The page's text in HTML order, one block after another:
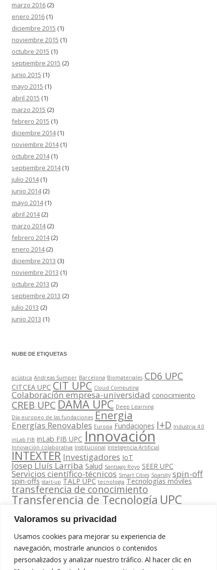
Valoramos su privacidad
Usamos cookies para mejorar su experiencia de
navegación, mostrarle anuncios o contenidos
personalizados y analizar nuestro tráfico. Al hacer clic en
marzo 2016 (2)
enero 2016 (1)
diciembre 2015 (1)
noviembre 2015 (1)
octubre 2015 (1)
septiembre 2015 (2)
junio 2015 (1)
mayo 2015 (1)
abril 2015 (1)
marzo 2015 (2)
febrero 2015 (1)
diciembre 2014(1)
noviembre 2014(1)
octubre 2014(1)
septiembre 2014(1)
julio 2014(1)
junio 2014(2)
mayo 2014(1)
abril 2014(2)
marzo 2014(2)
febrero 2014(2)
enero 2014(2)
diciembre 2013 (3)
noviembre 2013 (1)
octubre 2013 (2)
septiembre 2013 (2)
julio 2013 (2)
junio 2013 (1)
NUBE DE ETIQUETAS
acústica Andreas Sumper Barcelona Biomateriales CD6 UPC
CITCEA UPC CIT UPC Cloud Computing
Colaboración empresa-universidad conocimiento
CREB UPCDAMA UPC Deep Learning
Día europeo de las fundaciones Energia
Energías Renovables Europa Fundaciones I+D Industria 4.0
inLab FIB inLab FIB UPC Innovación
Innovación colaborativa Institucional Inteligencia Artificial
INTEXTER Investigadores IoT
Josep Lluís Larriba Salud Santiago Royo SEER UPC
Servicios científico-técnicos Smart Cities Sparsity spin-off
spin-offs start-up TALP UPC tecnología Tecnologías móviles
transferencia de conocimiento
Transferencia de Tecnología UPC
Contacta